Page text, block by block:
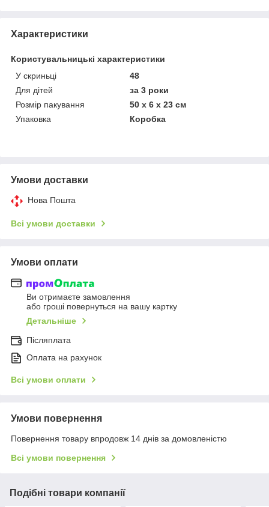
Характеристики
Користувальницькі характеристики
У скриньці
48
Для дітей
за 3 роки
Розмір пакування
50 х 6 х 23 см
Упаковка
Коробка
Умови доставки
Нова Пошта
Всі умови доставки
Умови оплати
Ви отримаєте замовлення
або гроші повернуться на вашу картку
Детальніше
Післяплата
Оплата на рахунок
Всі умови оплати
Умови повернення
Повернення товару впродовж 14 днів за домовленістю
Всі умови повернення
Подібні товари компанії